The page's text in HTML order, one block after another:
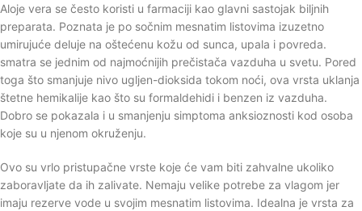
Aloje vera se često koristi u farmaciji kao glavni sastojak biljnih
preparata. Poznata je po sočnim mesnatim listovima izuzetno
umirujuće deluje na oštećenu kožu od sunca, upala i povreda.
smatra se jednim od najmoćnijih prečistača vazduha u svetu. Pored
toga što smanjuje nivo ugljen-dioksida tokom noći, ova vrsta uklanja
štetne hemikalije kao što su formaldehidi i benzen iz vazduha.
Dobro se pokazala i u smanjenju simptoma anksioznosti kod osoba
koje su u njenom okruženju.
Ovo su vrlo pristupačne vrste koje će vam biti zahvalne ukoliko
zaboravljate da ih zalivate. Nemaju velike potrebe za vlagom jer
imaju rezerve vode u svojim mesnatim listovima. Idealna je vrsta za